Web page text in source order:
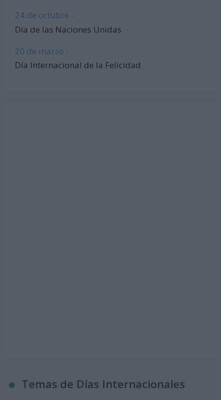
24 de octubre -
Día de las Naciones Unidas
20 de marzo -
Día Internacional de la Felicidad
Temas de Días Internacionales